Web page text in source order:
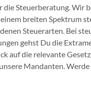
die Steuerberatung. Wir
breiten Spektrum
Steuerarten. Bei
gehst Du die
auf die relevante
Mandanten. Werde